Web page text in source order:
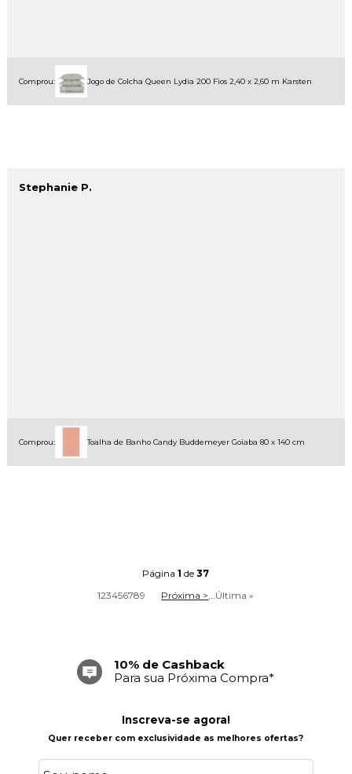
Comprou: Jogo de Colcha Queen Lydia 200 Fios 2,40 x 2,60 m Karsten
Stephanie P.
Comprou: Toalha de Banho Candy Buddemeyer Goiaba 80 x 140 cm
Página1 de37
123456789 Próxima >...Última »
Frete Grátis
Acima de R$ 699,00
Inscreva-se agora!
Quer receber com exclusividade as melhores ofertas?